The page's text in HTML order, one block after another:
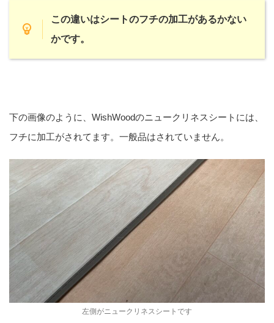
この違いはシートのフチの加工があるかない
かです。
下の画像のように、WishWoodのニュークリネスシートには、
フチに加工がされてます。一般品はされていません。
左側がニュークリネスシートです